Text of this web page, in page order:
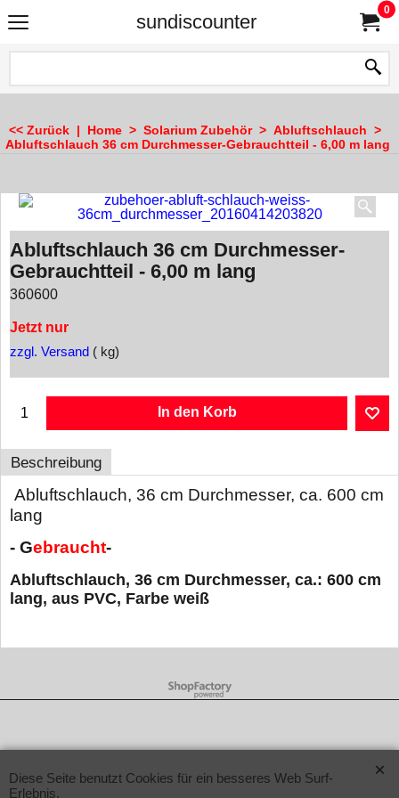
sundiscounter
0
<< Zurück | Home > Solarium Zubehör> Abluftschlauch >
Abluftschlauch 36 cm Durchmesser-Gebrauchtteil - 6,00 m lang
Abluftschlauch 36 cm Durchmesser-
Gebrauchtteil - 6,00 m lang
360600
Jetzt nur
zzgl. Versand kg
In den Korb
Beschreibung
Abluftschlauch, 36 cm Durchmesser, ca. 600 cm
lang
- Gebraucht-
Abluftschlauch, 36 cm Durchmesser, ca.: 600 cm
lang, aus PVC, Farbe weiß
WebShop erstellt mit ShopFactory Shop Software.
Diese Seite benutzt Cookies für ein besseres Web Surf-
Erlebnis.